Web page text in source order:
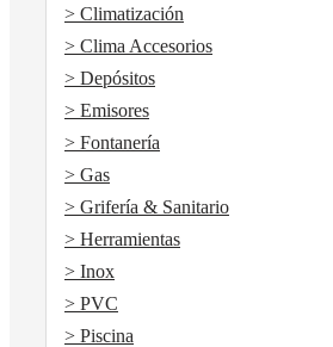
> Climatización
> Clima Accesorios
> Depósitos
> Emisores
> Fontanería
> Gas
> Grifería & Sanitario
> Herramientas
> Inox
> PVC
> Piscina